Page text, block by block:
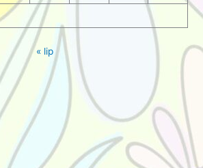
« lip